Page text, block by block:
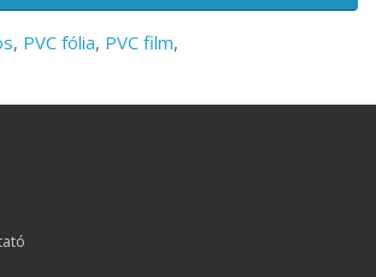
, PVC fólia, PVC film,